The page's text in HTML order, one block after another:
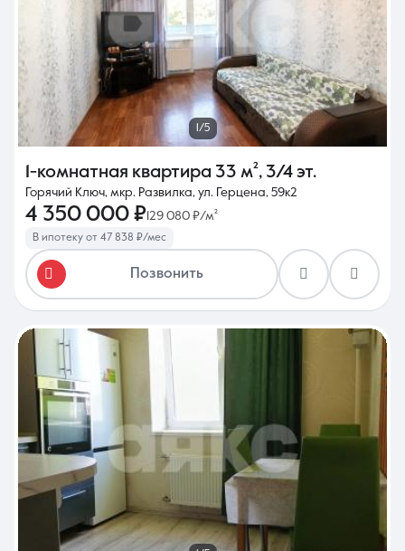
1/5
1-комнатная квартира 33 м², 3/4 эт.
Горячий Ключ, мкр. Развилка, ул. Герцена, 59к2
4 350 000 ₽ 129 080 ₽/м²
В ипотеку от 47 838 ₽/мес
Позвонить